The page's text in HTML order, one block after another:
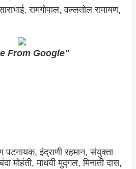
रामगोपाल, वल्‍लतोल रामायण,
From Google"
पटनायक, इंद्राणी रहमान, संयुक्‍ता
मोहंती, माधवी मुद्गल, मिनाती दास,